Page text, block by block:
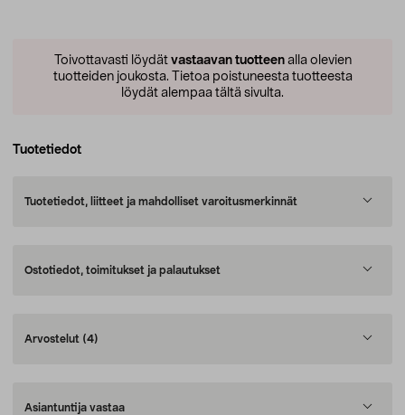
Toivottavasti löydät vastaavan tuotteenalla olevien
tuotteiden joukosta. Tietoa poistuneesta tuotteesta
löydät alempaa tältä sivulta.
Tuotetiedot
Tuotetiedot, liitteet ja mahdolliset varoitusmerkinnät
Ostotiedot, toimitukset ja palautukset
Arvostelut (4)
Asiantuntija vastaa